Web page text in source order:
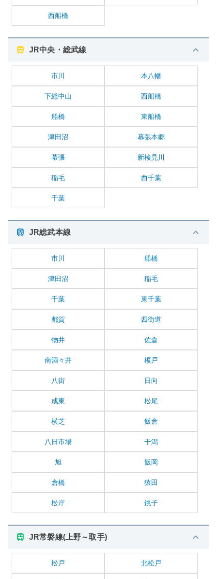
西船橋
JR中央・総武線
市川 本八幡
下総中山 西船橋
船橋 東船橋
津田沼 幕張本郷
幕張 新検見川
稲毛 西千葉
千葉
JR総武本線
市川 船橋
津田沼 稲毛
千葉 東千葉
都賀 四街道
物井 佐倉
南酒々井 榎戸
八街 日向
成東 松尾
横芝 飯倉
八日市場 干潟
旭 飯岡
倉橋 猿田
松岸 銚子
JR常磐線(上野～取手)
松戸 北松戸